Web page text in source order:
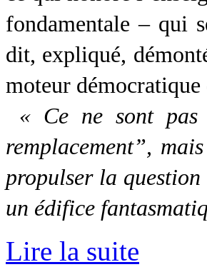
fondamentale – qui
dit, expliqué,
moteur
« Ce ne sont pas
remplacement”,
propulser la
un édifice
Lire la suite